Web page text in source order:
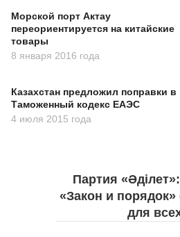
Морской порт Актау
переориентируется на китайские
товары
8 января 2016 года
Казахстан предложил поправки в
Таможенный кодекс ЕАЭС
4 июля 2015 года
Партия
«Закон и порядок»
для